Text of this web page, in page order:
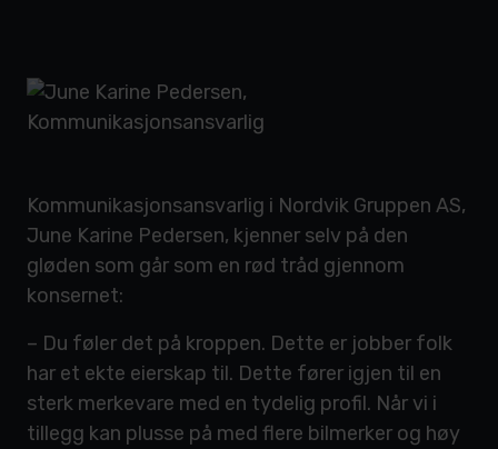
Kommunikasjonsansvarlig i Nordvik Gruppen AS,
June Karine Pedersen, kjenner selv på den
gløden som går som en rød tråd gjennom
konsernet:
– Du føler det på kroppen. Dette er jobber folk
har et ekte eierskap til. Dette fører igjen til en
sterk merkevare med en tydelig profil. Når vi i
tillegg kan plusse på med flere bilmerker og høy